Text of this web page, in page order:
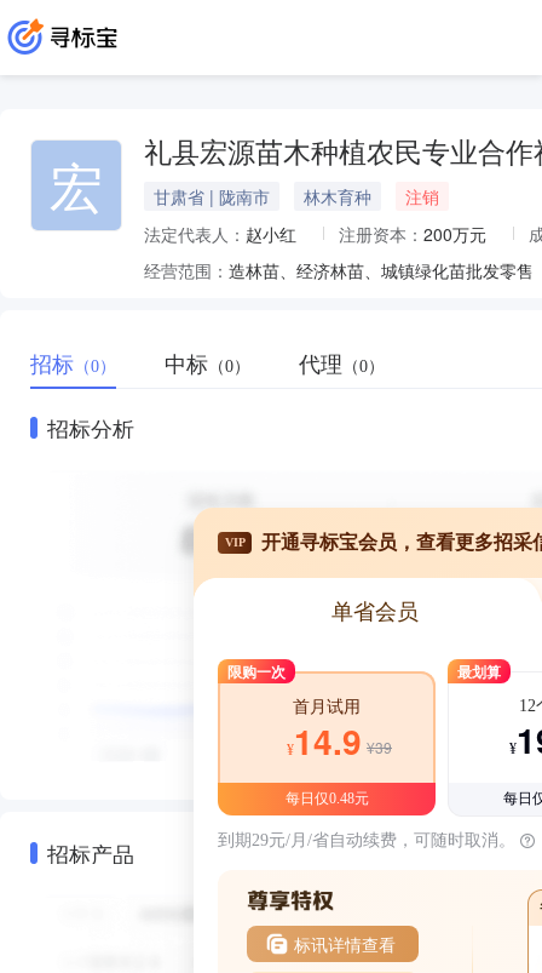
宏 礼县宏源苗木种植农民专业合作
甘肃省 | 陇南市 林木育种
注销
法定代表人： 赵小红 注册资本： 200万元
经营范围： 造林苗、经济林苗、城镇绿化苗批发零
招标 （0） 中标 （0） 代理 （0）
招标分析
招标产品
VIP 开通寻标宝会员，查看更多招采
单省会员
限购一次
首月试用
¥14.9 ¥39
每日仅0.48元
最划算
12
¥
每日
到期29元/月/省自动续费，可随时取消。
标讯详情查看